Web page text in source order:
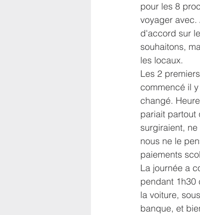
pour les 8
voyager avec.
d'accord sur
souhaitons,
les locaux.
Les 2
commencé il
changé.
pariait partout
surgiraient,
nous ne le
paiements
La journée a
pendant 1h30
la voiture,
banque, et